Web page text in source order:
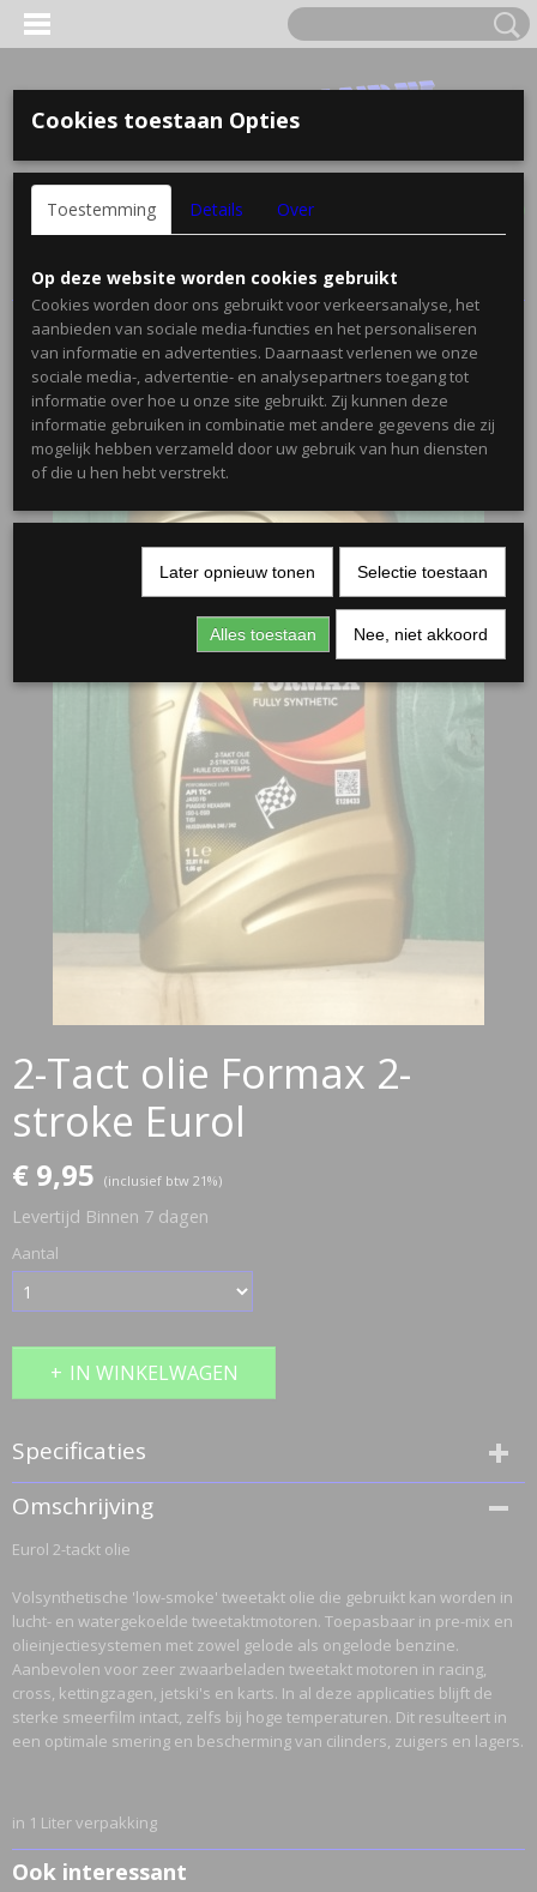
Inloggen Registreren
Home >Onderhoud>Olie>2-Tact olie Formax 2-stroke Eurol
2-Tact olie Formax 2-
stroke Eurol
€ 9,95 (inclusief btw 21%)
Levertijd Binnen 7 dagen
Aantal
IN WINKELWAGEN
Specificaties
EAN code
E128433
Bruto gewicht
Omschrijving
Eurol 2-tackt olie
Volsynthetische 'low-smoke' tweetakt olie die gebruikt kan worden in
lucht- en watergekoelde tweetaktmotoren. Toepasbaar in pre-mix en
olieinjectiesystemen met zowel gelode als ongelode benzine.
Aanbevolen voor zeer zwaarbeladen tweetakt motoren in racing,
cross, kettingzagen, jetski's en karts. In al deze applicaties blijft de
sterke smeerfilm intact, zelfs bij hoge temperaturen. Dit resulteert in
een optimale smering en bescherming van cilinders, zuigers en lagers.
in 1 Liter verpakking
Ook interessant
Cookies toestaan Opties
Toestemming Details Over
Op deze website worden cookies gebruikt
Cookies worden door ons gebruikt voor verkeersanalyse, het
aanbieden van sociale media-functies en het personaliseren
van informatie en advertenties. Daarnaast verlenen we onze
sociale media-, advertentie- en analysepartners toegang tot
informatie over hoe u onze site gebruikt. Zij kunnen deze
informatie gebruiken in combinatie met andere gegevens die zij
mogelijk hebben verzameld door uw gebruik van hun diensten
of die u hen hebt verstrekt.
Later opnieuw tonen Selectie toestaan
Alles toestaan Nee, niet akkoord